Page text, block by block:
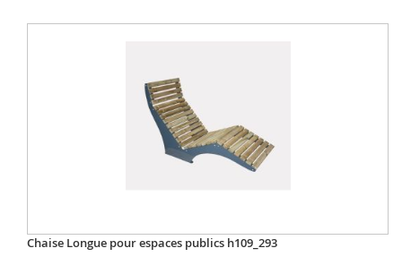
Chaise Longue pour espaces publics h109_293